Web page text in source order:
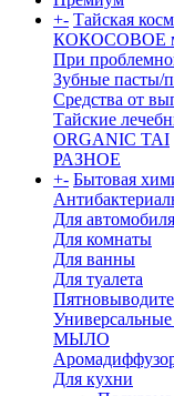
+- Тайская
КОКОСОВОЕ
При
Зубные пасты/
Средства от
Тайские
ORGANIC TAI
РАЗНОЕ
+- Бытовая
Для автомобиля
Для комнаты
Для ванны
Для туалета
Универсальные
МЫЛО
Для кухни